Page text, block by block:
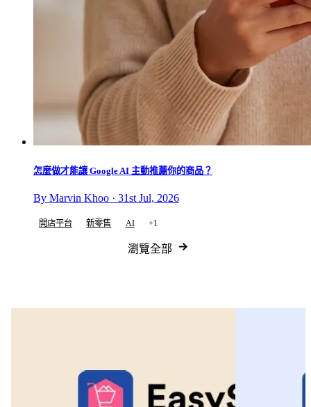
怎麼做才能讓 Google AI 主動推薦你的商品？
By Marvin Khoo · 31st Jul, 2026
開店平台 新零售 AI +1
瀏覽全部